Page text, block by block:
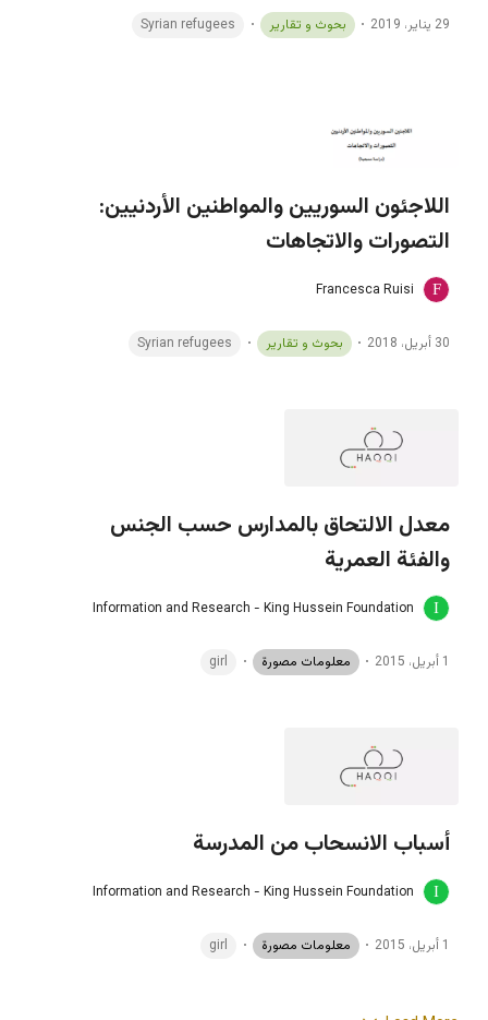
29 يناير، 2019 بحوث و تقارير Syrian refugees
اللاجئون السوريين والمواطنين الأردنيين:
التصورات والاتجاهات
Francesca Ruisi
30 أبريل، 2018 بحوث و تقارير Syrian refugees
معدل الالتحاق بالمدارس حسب الجنس
والفئة العمرية
Information and Research - King Hussein Foundation
1 أبريل، 2015 معلومات مصورة girl
أسباب الانسحاب من المدرسة
Information and Research - King Hussein Foundation
1 أبريل، 2015 معلومات مصورة girl